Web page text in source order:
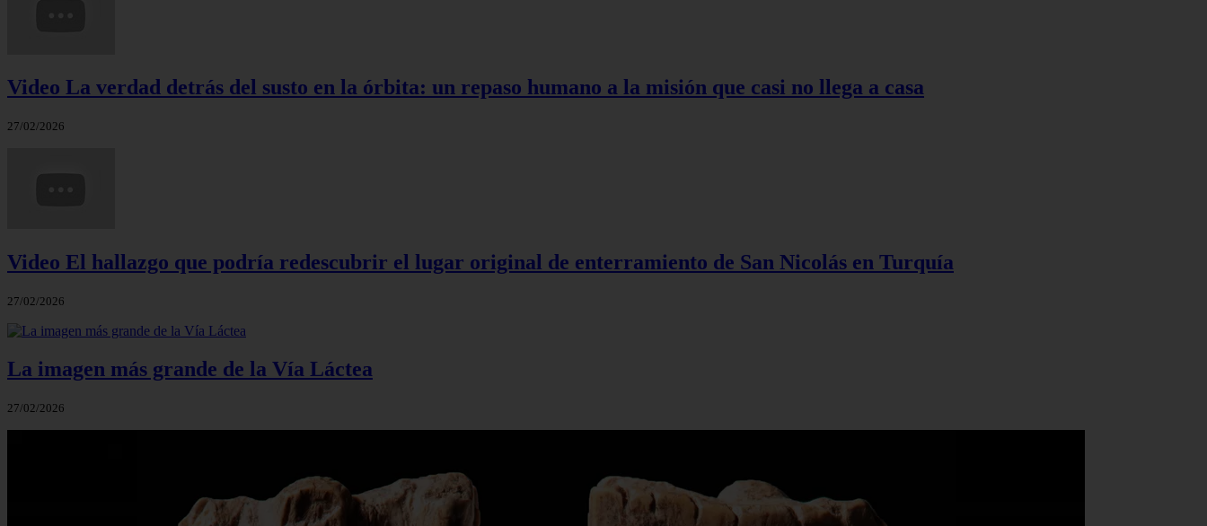
Video La verdad detrás del susto en la órbita: un repaso humano a la misión que casi no llega a casa
27/02/2026
Video El hallazgo que podría redescubrir el lugar original de enterramiento de San Nicolás en Turquía
27/02/2026
La imagen más grande de la Vía Láctea
27/02/2026